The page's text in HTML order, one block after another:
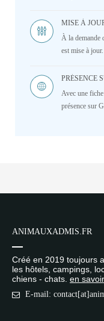
MISE À
À la demande
est mise à jour.
PRÉSENCE
Avec une
présence sur
ANIMAUXADMIS.FR
Créé en 2019 toujours
les hôtels, campings,
chiens - chats. en
E-mail: